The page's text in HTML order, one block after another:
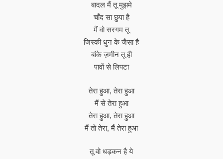
बादल मैं तू मुझमे
चाँद सा छुपा है
मैं वो सरगम ​​तू
जिस्की धुन के जैसा है
बांके ज़मीन तू ही
पावों से लिपटा
तेरा हुआ, तेरा हुआ
मैं से तेरा हुआ
तेरा हुआ, तेरा हुआ
मैं तो तेरा, मैं तेरा हुआ
तू वो धड़कन है ये